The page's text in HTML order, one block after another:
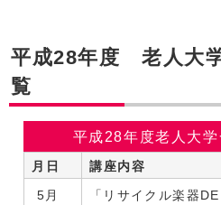
平成28年度 老人大
覧
平成28年度老人大
月日 講座内容
5月
「リサイクル楽器DE